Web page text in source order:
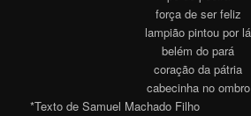
força de ser feliz
lampião pintou por lá
belém do pará
coração da pátria
cabecinha no ombro
*Texto de Samuel Machado Filho